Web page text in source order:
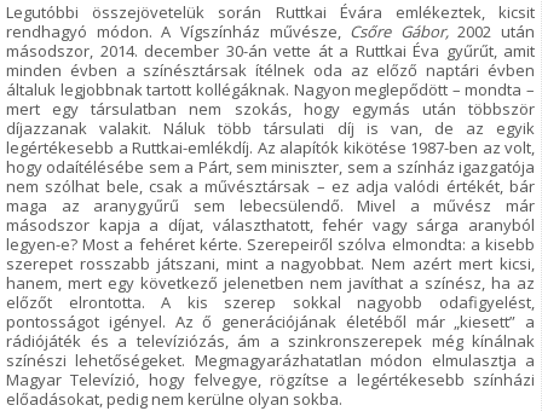
Legutóbbi összejövetelük során Ruttkai Évára emlékeztek, kicsit
rendhagyó módon. A Vígszínház művésze, Csőre Gábor,2002 után
másodszor, 2014. december 30-án vette át a Ruttkai Éva gyűrűt, amit
minden évben a színésztársak ítélnek oda az előző naptári évben
általuk legjobbnak tartott kollégáknak. Nagyon meglepődött – mondta –
mert egy társulatban nem szokás, hogy egymás után többször
díjazzanak valakit. Náluk több társulati díj is van, de az egyik
legértékesebb a Ruttkai-emlékdíj. Az alapítók kikötése 1987-ben az volt,
hogy odaítélésébe sem a Párt, sem miniszter, sem a színház igazgatója
nem szólhat bele, csak a művésztársak – ez adja valódi értékét, bár
maga az aranygyűrű sem lebecsülendő. Mivel a művész már
másodszor kapja a díjat, választhatott, fehér vagy sárga aranyból
legyen-e? Most a fehéret kérte. Szerepeiről szólva elmondta: a kisebb
szerepet rosszabb játszani, mint a nagyobbat. Nem azért mert kicsi,
hanem, mert egy következő jelenetben nem javíthat a színész, ha az
előzőt elrontotta. A kis szerep sokkal nagyobb odafigyelést,
pontosságot igényel. Az ő generációjának életéből már „kiesett” a
rádiójáték és a televíziózás, ám a szinkronszerepek még kínálnak
színészi lehetőségeket. Megmagyarázhatatlan módon elmulasztja a
Magyar Televízió, hogy felvegye, rögzítse a legértékesebb színházi
előadásokat, pedig nem kerülne olyan sokba.